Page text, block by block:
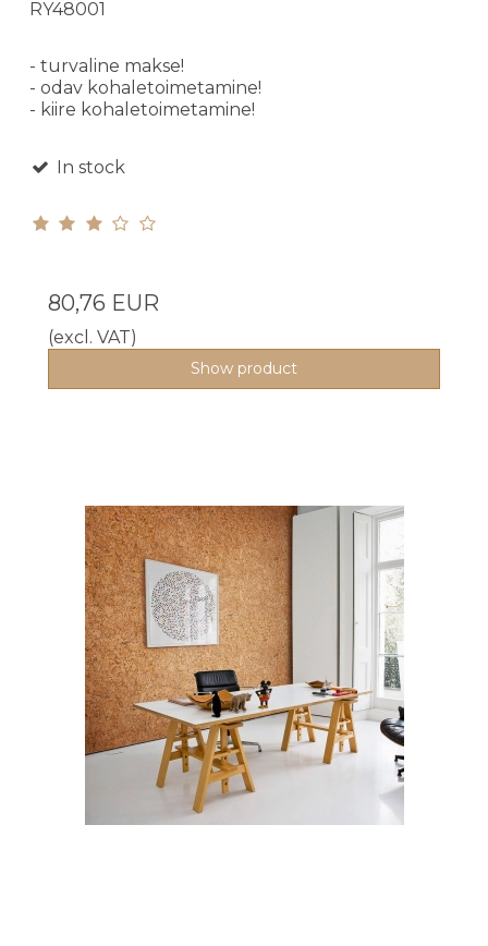
RY48001
- turvaline makse!
- odav kohaletoimetamine!
- kiire kohaletoimetamine!
In stock
80,76 EUR
(excl. VAT)
Show product